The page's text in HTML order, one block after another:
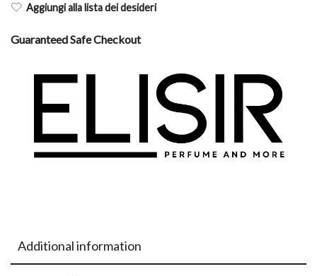
Aggiungi alla lista dei desideri
Guaranteed Safe Checkout
Additional information